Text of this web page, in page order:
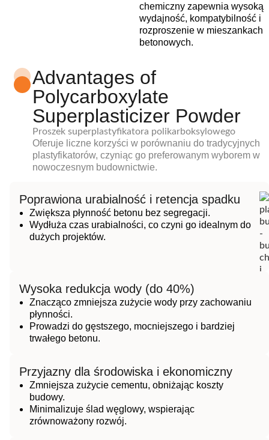
chemiczny zapewnia wysoką
wydajność, kompatybilność i
rozproszenie w mieszankach
betonowych.
Advantages of
Polycarboxylate
Superplasticizer Powder
Proszek superplastyfikatora polikarboksylowego
Oferuje liczne korzyści w porównaniu do tradycyjnych
plastyfikatorów, czyniąc go preferowanym wyborem w
nowoczesnym budownictwie.
Poprawiona urabialność i retencja spadku
Zwiększa płynność betonu bez segregacji.
Wydłuża czas urabialności, co czyni go idealnym do
dużych projektów.
Wysoka redukcja wody (do 40%)
Znacząco zmniejsza zużycie wody przy zachowaniu
płynności.
Prowadzi do gęstszego, mocniejszego i bardziej
trwałego betonu.
Przyjazny dla środowiska i ekonomiczny
Zmniejsza zużycie cementu, obniżając koszty
budowy.
Minimalizuje ślad węglowy, wspierając
zrównoważony rozwój.